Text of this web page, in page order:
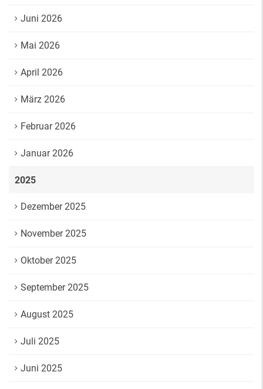
Juni 2026
Mai 2026
April 2026
März 2026
Februar 2026
Januar 2026
2025
Dezember 2025
November 2025
Oktober 2025
September 2025
August 2025
Juli 2025
Juni 2025